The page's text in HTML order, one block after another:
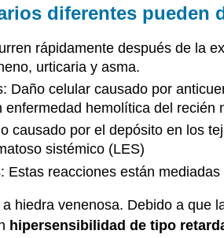
diferentes pueden
rápidamente después de la
urticaria y asma.
Daño celular causado por
hemolítica del
causado por el depósito en los
sistémico (LES)
Estas reacciones están
hiedra venenosa. Debido a
hipersensibilidad de tipo